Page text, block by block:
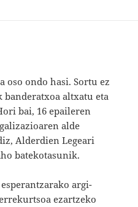
oso ondo hasi. Sortu ez
banderatxoa altxatu eta
bai, 16 epaileren
alde
Alderdien Legeari
batekotasunik.
argi-
ezartzeko